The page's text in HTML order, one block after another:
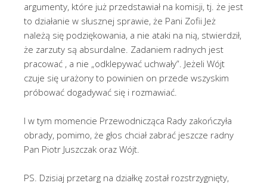
argumenty, które już przedstawiał na komisji, tj. że jest
to działanie w słusznej sprawie, że Pani Zofii Jeż
należą się podziękowania, a nie ataki na nią, stwierdził,
że zarzuty są absurdalne. Zadaniem radnych jest
pracować , a nie „odklepywać uchwały”. Jeżeli Wójt
czuje się urażony to powinien on przede wszyskim
próbować dogadywać się i rozmawiać.
I w tym momencie Przewodnicząca Rady zakończyła
obrady, pomimo, że głos chciał zabrać jeszcze radny
Pan Piotr Juszczak oraz Wójt.
PS. Dzisiaj przetarg na działkę został rozstrzygnięty,